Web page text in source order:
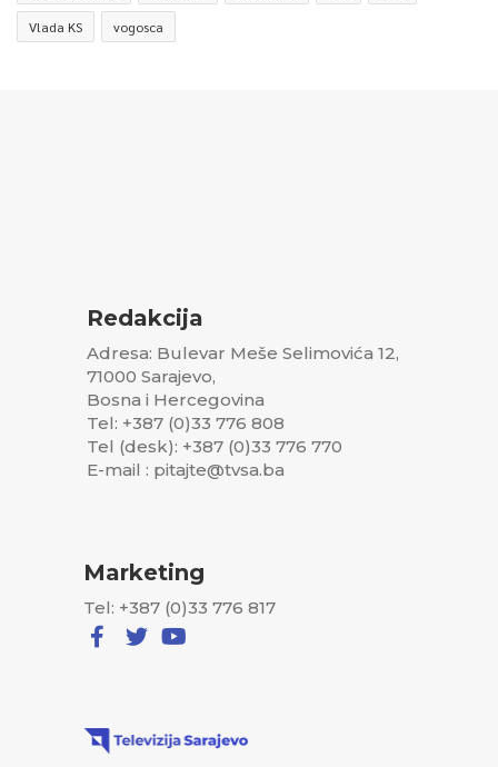
Vlada KS vogosca
Redakcija
Adresa: Bulevar Meše Selimovića 12,
71000 Sarajevo,
Bosna i Hercegovina
Tel: +387 (0)33 776 808
Tel (desk): +387 (0)33 776 770
E-mail : pitajte@tvsa.ba
Marketing
Tel: +387 (0)33 776 817